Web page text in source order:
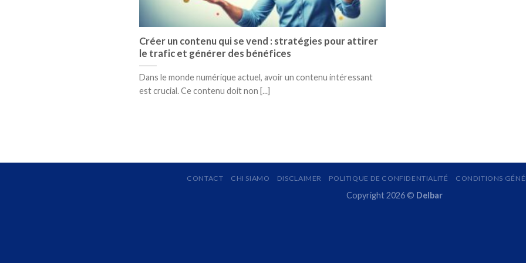
Créer un contenu qui se vend : stratégies pour attirer
le trafic et générer des bénéfices
Dans le monde numérique actuel, avoir un contenu intéressant
est crucial. Ce contenu doit non [...]
CONTACT CHI SIAMO DISCLAIMER POLITIQUE DE CONFIDENTIALITÉ CONDITIONS
Copyright 2026 © Delbar